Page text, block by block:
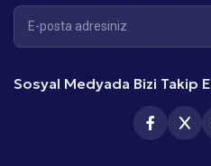
Sosyal Medyada Bizi Takip